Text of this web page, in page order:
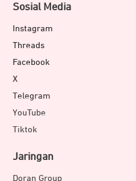
Sosial Media
Instagram
Threads
Facebook
X
Telegram
YouTube
Tiktok
Jaringan
Doran Group